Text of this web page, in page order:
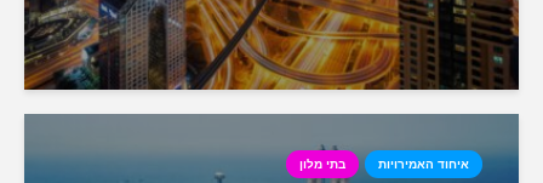
איחוד האמירויות בתי מלון